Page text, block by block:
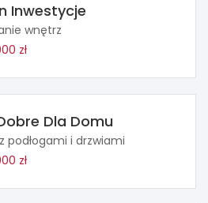
Inwestycje
wnętrz
zł
Dla Domu
podłogami i drzwiami
zł